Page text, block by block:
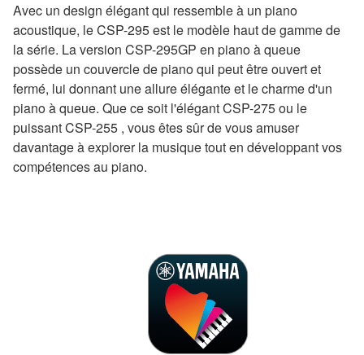
Avec un design élégant qui ressemble à un piano
acoustique, le CSP-295 est le modèle haut de gamme de
la série. La version CSP-295GP en piano à queue
possède un couvercle de piano qui peut être ouvert et
fermé, lui donnant une allure élégante et le charme d'un
piano à queue. Que ce soit l'élégant CSP-275 ou le
puissant CSP-255 , vous êtes sûr de vous amuser
davantage à explorer la musique tout en développant vos
compétences au piano.